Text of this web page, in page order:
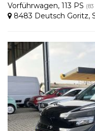
Vorführwagen, 113 PS (83
8483 Deutsch Goritz,